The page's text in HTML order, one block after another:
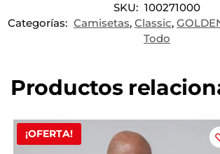
SKU: 100271000
Categorías: Camisetas, Classic,
Todo
Productos
¡OFERTA!